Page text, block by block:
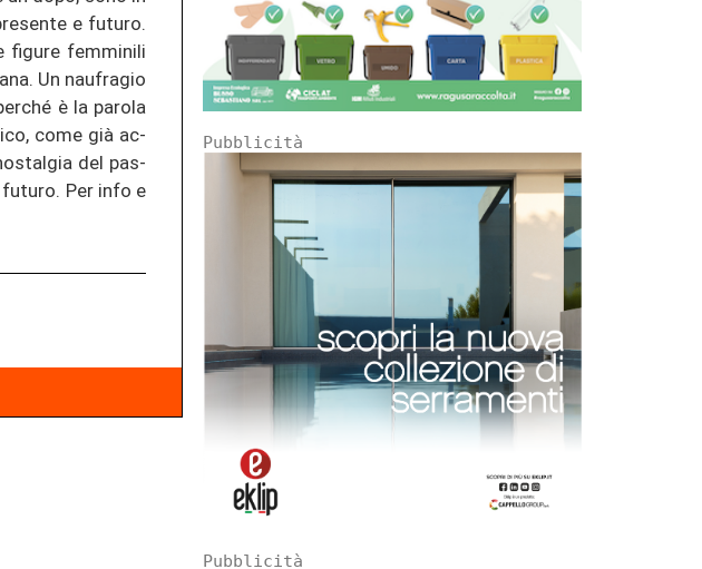
e fu­tu­ro.
fi­gu­re fem­mi­ni­li
Un nau­fra­gio
è la par­o­la
come già ac­
del pas­
Per info e
Pubblicità
Pubblicità